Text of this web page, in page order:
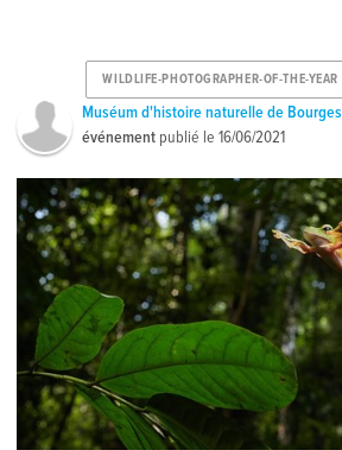
WILDLIFE-PHOTOGRAPHER-OF-THE-YEAR
Muséum d'histoire naturelle de Bourges
événement publié le16/06/2021